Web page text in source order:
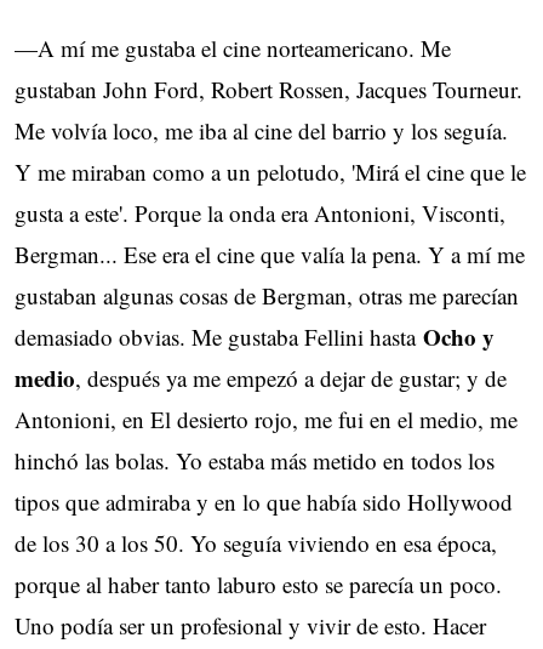
—A mí me gustaba el cine norteamericano. Me
gustaban John Ford, Robert Rossen, Jacques Tourneur.
Me volvía loco, me iba al cine del barrio y los seguía.
Y me miraban como a un pelotudo, 'Mirá el cine que le
gusta a este'. Porque la onda era Antonioni, Visconti,
Bergman... Ese era el cine que valía la pena. Y a mí me
gustaban algunas cosas de Bergman, otras me parecían
demasiado obvias. Me gustaba Fellini hastaOcho y
medio, después ya me empezó a dejar de gustar; y de
Antonioni, en El desierto rojo, me fui en el medio, me
hinchó las bolas. Yo estaba más metido en todos los
tipos que admiraba y en lo que había sido Hollywood
de los 30 a los 50. Yo seguía viviendo en esa época,
porque al haber tanto laburo esto se parecía un poco.
Uno podía ser un profesional y vivir de esto. Hacer